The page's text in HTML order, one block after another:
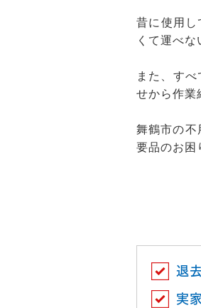
昔に使用し
くて運べ
また、す
せから作業
舞鶴市の不
要品のお困
退
実